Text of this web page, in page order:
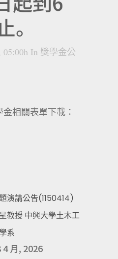
05:00h In 獎學金公
金相關表單下載：
演講公告(1150414)
教授 中興大學土木工
系
4 月, 2026